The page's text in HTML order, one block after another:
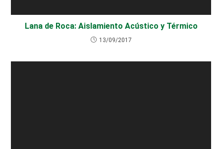
Lana de Roca: Aislamiento Acústico y Térmico
13/09/2017